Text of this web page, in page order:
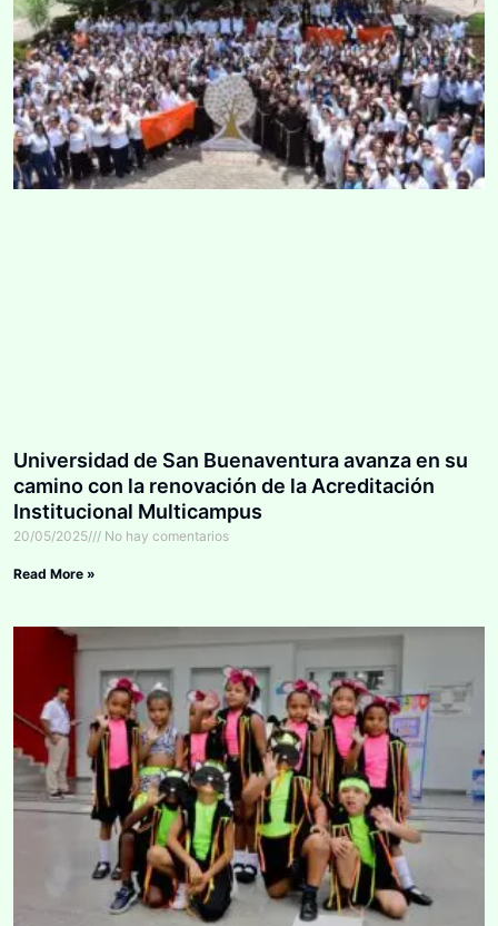
Universidad de San Buenaventura avanza en su
camino con la renovación de la Acreditación
Institucional Multicampus
20/05/2025 No hay comentarios
Read More »